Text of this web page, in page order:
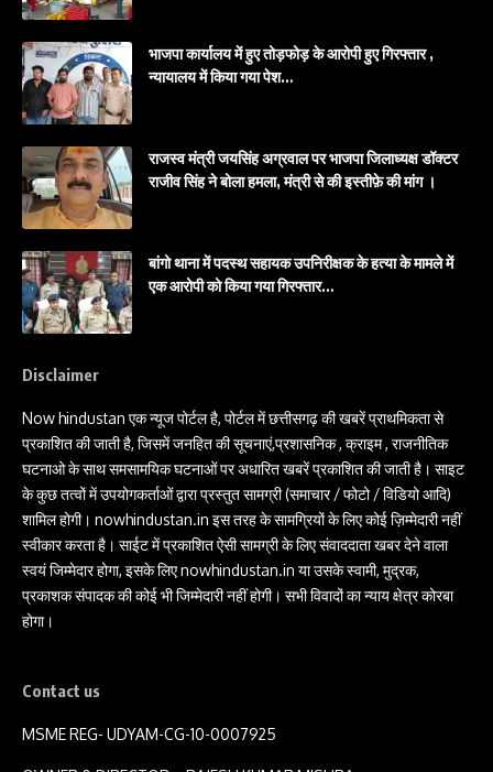
भाजपा कार्यालय में हुए तोड़फोड़ के आरोपी हुए गिरफ्तार ,
न्यायालय में किया गया पेश…
राजस्व मंत्री जयसिंह अग्रवाल पर भाजपा जिलाध्यक्ष डॉक्टर
राजीव सिंह ने बोला हमला, मंत्री से की इस्तीफ़े की मांग ।
बांगो थाना में पदस्थ सहायक उपनिरीक्षक के हत्या के मामले में
एक आरोपी को किया गया गिरफ्तार…
Disclaimer
Now hindustan एक न्यूज पोर्टल है, पोर्टल में छत्तीसगढ़ की खबरें प्राथमिकता से
प्रकाशित की जाती है, जिसमें जनहित की सूचनाएं,प्रशासनिक , क्राइम , राजनीतिक
घटनाओ के साथ समसामयिक घटनाओं पर अधारित खबरें प्रकाशित की जाती है। साइट
के कुछ तत्वों में उपयोगकर्ताओं द्वारा प्रस्तुत सामग्री (समाचार / फोटो / विडियो आदि)
शामिल होगी। nowhindustan.in इस तरह के सामग्रियों के लिए कोई ज़िम्मेदारी नहीं
स्वीकार करता है। साईट में प्रकाशित ऐसी सामग्री के लिए संवाददाता खबर देने वाला
स्वयं जिम्मेदार होगा, इसके लिए nowhindustan.in या उसके स्वामी, मुद्रक,
प्रकाशक संपादक की कोई भी जिम्मेदारी नहीं होगी। सभी विवादों का न्याय क्षेत्र कोरबा
होगा।
Contact us
MSME REG- UDYAM-CG-10-0007925